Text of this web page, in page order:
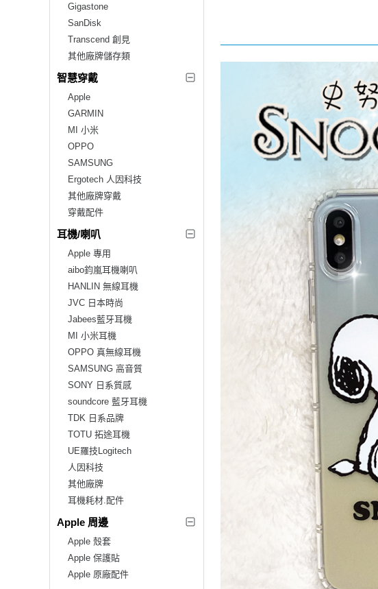
Gigastone
SanDisk
Transcend 創見
其他廠牌儲存類
智慧穿戴
Apple
GARMIN
MI 小米
OPPO
SAMSUNG
Ergotech 人因科技
其他廠牌穿戴
穿戴配件
耳機/喇叭
Apple 專用
aibo鈞嵐耳機喇叭
HANLIN 無線耳機
JVC 日本時尚
Jabees藍牙耳機
MI 小米耳機
OPPO 真無線耳機
SAMSUNG 高音質
SONY 日系質感
soundcore 藍牙耳機
TDK 日系品牌
TOTU 拓途耳機
UE羅技Logitech
人因科技
其他廠牌
耳機耗材.配件
Apple 周邊
Apple 殼套
Apple 保護貼
Apple 原廠配件